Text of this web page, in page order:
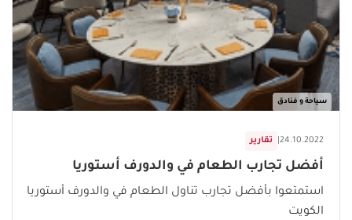
سياحة و فنادق
تقارير 24.10.2022
أفضل تجارب الطعام في والدورف أستوريا
استمتعوا بأفضل تجارب تناول الطعام في والدورف أستوريا
الكويت